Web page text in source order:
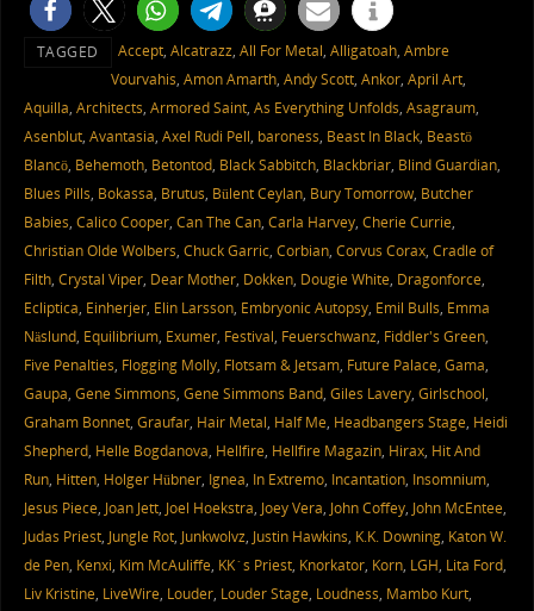
TAGGED Accept, Alcatrazz, All For Metal, Alligatoah, Ambre
Vourvahis, Amon Amarth, Andy Scott, Ankor, April Art,
Aquilla, Architects, Armored Saint, As Everything Unfolds, Asagraum,
Asenblut, Avantasia, Axel Rudi Pell, baroness, Beast In Black, Beastö
Blancö, Behemoth, Betontod, Black Sabbitch, Blackbriar, Blind Guardian,
Blues Pills, Bokassa, Brutus, Bülent Ceylan, Bury Tomorrow, Butcher
Babies, Calico Cooper, Can The Can, Carla Harvey, Cherie Currie,
Christian Olde Wolbers, Chuck Garric, Corbian, Corvus Corax, Cradle of
Filth, Crystal Viper, Dear Mother, Dokken, Dougie White, Dragonforce,
Ecliptica, Einherjer, Elin Larsson, Embryonic Autopsy, Emil Bulls, Emma
Näslund, Equilibrium, Exumer, Festival, Feuerschwanz, Fiddler's Green,
Five Penalties, Flogging Molly, Flotsam & Jetsam, Future Palace, Gama,
Gaupa, Gene Simmons, Gene Simmons Band, Giles Lavery, Girlschool,
Graham Bonnet, Graufar, Hair Metal, Half Me, Headbangers Stage, Heidi
Shepherd, Helle Bogdanova, Hellfire, Hellfire Magazin, Hirax, Hit And
Run, Hitten, Holger Hübner, Ignea, In Extremo, Incantation, Insomnium,
Jesus Piece, Joan Jett, Joel Hoekstra, Joey Vera, John Coffey, John McEntee,
Judas Priest, Jungle Rot, Junkwolvz, Justin Hawkins, K.K. Downing, Katon W.
de Pen, Kenxi, Kim McAuliffe, KK´s Priest, Knorkator, Korn, LGH, Lita Ford,
Liv Kristine, LiveWire, Louder, Louder Stage, Loudness, Mambo Kurt,